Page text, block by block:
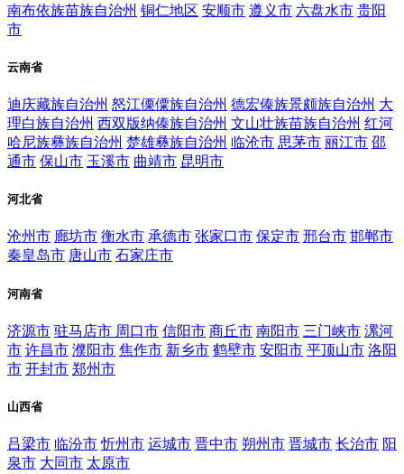
南布依族苗族自治州 铜仁地区 安顺市 遵义市 六盘水市 贵阳
市
云南省
迪庆藏族自治州 怒江傈僳族自治州 德宏傣族景颇族自治州 大
理白族自治州 西双版纳傣族自治州 文山壮族苗族自治州 红河
哈尼族彝族自治州 楚雄彝族自治州 临沧市 思茅市 丽江市 邵
通市 保山市 玉溪市 曲靖市 昆明市
河北省
沧州市 廊坊市 衡水市 承德市 张家口市 保定市 邢台市 邯郸市
秦皇岛市 唐山市 石家庄市
河南省
济源市 驻马店市 周口市 信阳市 商丘市 南阳市 三门峡市 漯河
市 许昌市 濮阳市 焦作市 新乡市 鹤壁市 安阳市 平顶山市 洛阳
市 开封市 郑州市
山西省
吕梁市 临汾市 忻州市 运城市 晋中市 朔州市 晋城市 长治市 阳
泉市 大同市 太原市